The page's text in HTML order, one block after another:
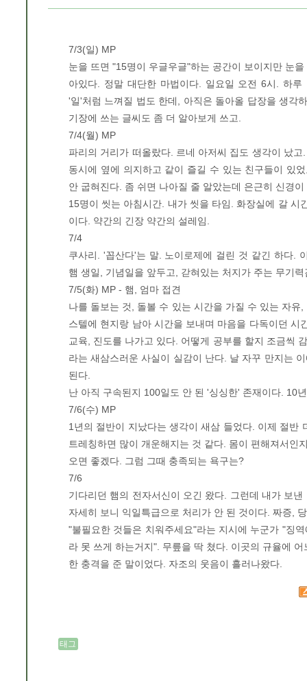
7/3(일) MP
눈을 뜨면 "15명이 우글우글"하는 공간이 보이지만 눈
아있다. 정말 대단한 마법이다. 일요일 오전 6시. 하
'일'처럼 느껴질 법도 한데, 아직은 돌아올 답장을 생각
기장에 쓰는 글씨도 좀 더 알아보게 쓰고.
7/4(월) MP
파리의 거리가 떠올랐다. 르네 아저씨 집도 생각이 났
동시에 옆에 의지하고 같이 즐길 수 있는 친구들이 있
안 굽혀진다. 좀 쉬면 나아질 줄 알았는데 은근히 신경
15명이 씻는 아침시간. 내가 씻을 타임. 화장실에 갈
이다. 약간의 긴장 약간의 설레임.
7/4
쿠사리. '꼽산다'는 말. 노이로제에 걸린 것 같긴 하다.
햄 생일, 기념일을 앞두고, 갇혀있는 처지가 주는 무기
7/5(화) MP - 햄, 엄마 접견
나를 돌보는 것, 돌볼 수 있는 시간을 가질 수 있는 자
스텔에 현지랑 남아 시간을 보내며 마음을 다독이던
교육, 진도를 나가고 있다. 어떻게 공부를 할지 조금씩
라는 새삼스러운 사실이 실감이 난다. 날 자꾸 만지는
된다.
난 아직 구속된지 100일도 안 된 '싱싱한' 존재이다. 10
7/6(수) MP
1년의 절반이 지났다는 생각이 새삼 들었다. 이제 절반
트레칭하면 많이 개운해지는 것 같다. 몸이 편해져서인
오면 좋겠다. 그럼 그때 충족되는 욕구는?
7/6
기다리던 햄의 전자서신이 오긴 왔다. 그런데 내가 보
자세히 보니 익일특급으로 처리가 안 된 것이다. 짜증,
"불필요한 것들은 치워주세요"라는 지시에 누군가 "징
라 못 쓰게 하는거지". 무릎을 딱 쳤다. 이곳의 규율에
한 충격을 준 말이었다. 자조의 웃음이 흘러나왔다.
태그